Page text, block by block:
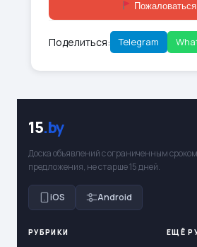
Пожаловаться
Поделиться: Telegram
15.by
Доска объявлений с ограниченным
предложения, не старше 15 дней.
iOS Android
РУБРИКИ ЕЩЁ